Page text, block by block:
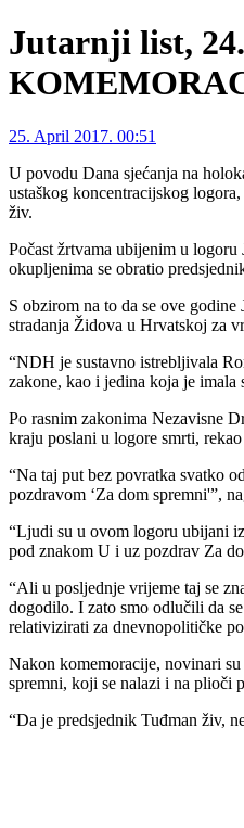
Jutarnji list,
25. April 2017. 00:51
U povodu Dana sjećanja na
ustaškog koncentracijskog
živ.
Počast žrtvama ubijenim u
okupljenima se obratio
S obzirom na to da se ove
stradanja Židova u Hrvatskoj za
“NDH je sustavno istrebljivala
zakone, kao i jedina koja je imala
Po rasnim zakonima Nezavisne
kraju poslani u logore smrti, rekao
“Na taj put bez povratka svatko
pozdravom ‘Za dom spremni'”,
“Ljudi su u ovom logoru ubijani
pod znakom U i uz pozdrav Za
“Ali u posljednje vrijeme taj se
dogodilo. I zato smo odlučili da
relativizirati za dnevnopolitičke
Nakon komemoracije, novinari
spremni, koji se nalazi i na plioči
“Da je predsjednik Tuđman živ,